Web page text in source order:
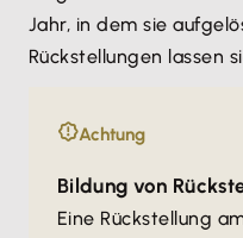
Jahr, in dem sie
Rückstellungen lassen
Achtung
Bildung von
Eine Rückstellung